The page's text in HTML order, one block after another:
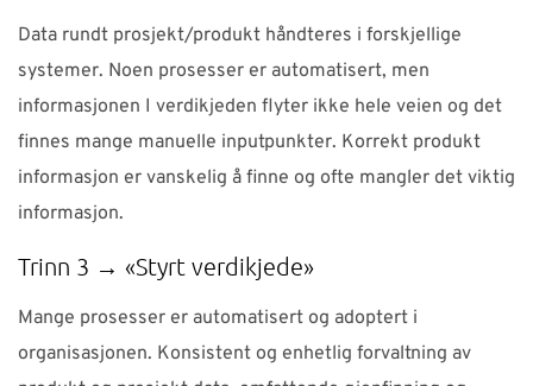
Data rundt prosjekt/produkt håndteres i forskjellige
systemer. Noen prosesser er automatisert, men
informasjonen I verdikjeden flyter ikke hele veien og det
finnes mange manuelle inputpunkter. Korrekt produkt
informasjon er vanskelig å finne og ofte mangler det viktig
informasjon.
Trinn 3 → «Styrt verdikjede»
Mange prosesser er automatisert og adoptert i
organisasjonen. Konsistent og enhetlig forvaltning av